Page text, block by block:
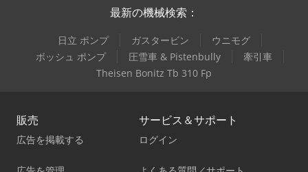
最新の機械検索：
日立 ポンプ ガスタービン
ウニモグ
ボッシュ ポンプ
圧雪車 & Pistenbully
牽引車
Theisen Bonitz Tb 310 Fp
販売
広告を掲載する
サービス＆サポート
ログイン